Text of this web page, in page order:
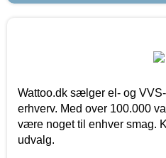
Wattoo.dk sælger el- og
erhverv. Med over 100.000
være noget til enhver smag.
udvalg.